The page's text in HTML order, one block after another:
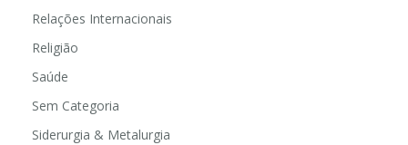
Relações Internacionais
Religião
Saúde
Sem Categoria
Siderurgia & Metalurgia